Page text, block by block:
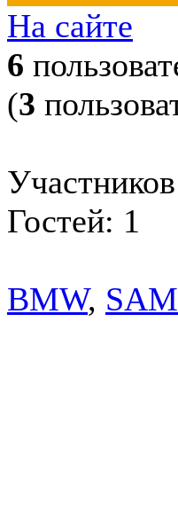
На сайте
6
(3
Гостей: 1
BMW, SAM